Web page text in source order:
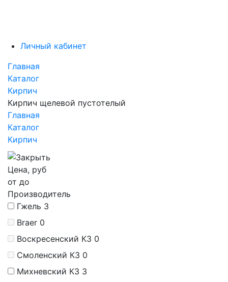
Личный кабинет
Главная
Каталог
Кирпич
Кирпич щелевой пустотелый
Главная
Каталог
Кирпич
Цена, руб
от до
Производитель
Гжель 3
Braer 0
Воскресенский КЗ 0
Смоленский КЗ 0
Михневский КЗ 3